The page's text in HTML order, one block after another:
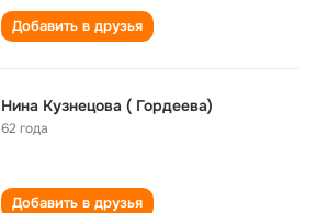
Добавить в друзья
Нина Кузнецова ( Гордеева)
62 года
Добавить в друзья